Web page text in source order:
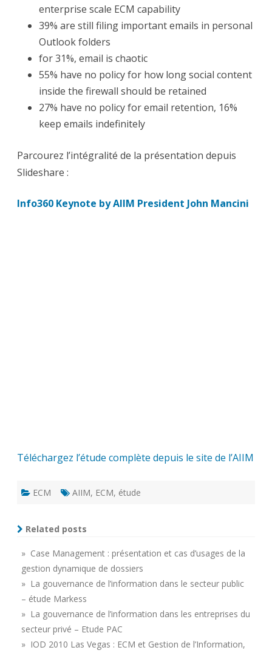
enterprise scale ECM capability
39% are still filing important emails in personal
Outlook folders
for 31%, email is chaotic
55% have no policy for how long social content
inside the firewall should be retained
27% have no policy for email retention, 16%
keep emails indefinitely
Parcourez l’intégralité de la présentation depuis
Slideshare :
Info360 Keynote by AIIM President John Mancini
Téléchargez l’étude complète depuis le site de l’AIIM
ECM AIIM, ECM, étude
Related posts
» Case Management : présentation et cas d’usages de la
gestion dynamique de dossiers
» La gouvernance de l’information dans le secteur public
– étude Markess
» La gouvernance de l’information dans les entreprises du
secteur privé – Etude PAC
» IOD 2010 Las Vegas : ECM et Gestion de l’Information,